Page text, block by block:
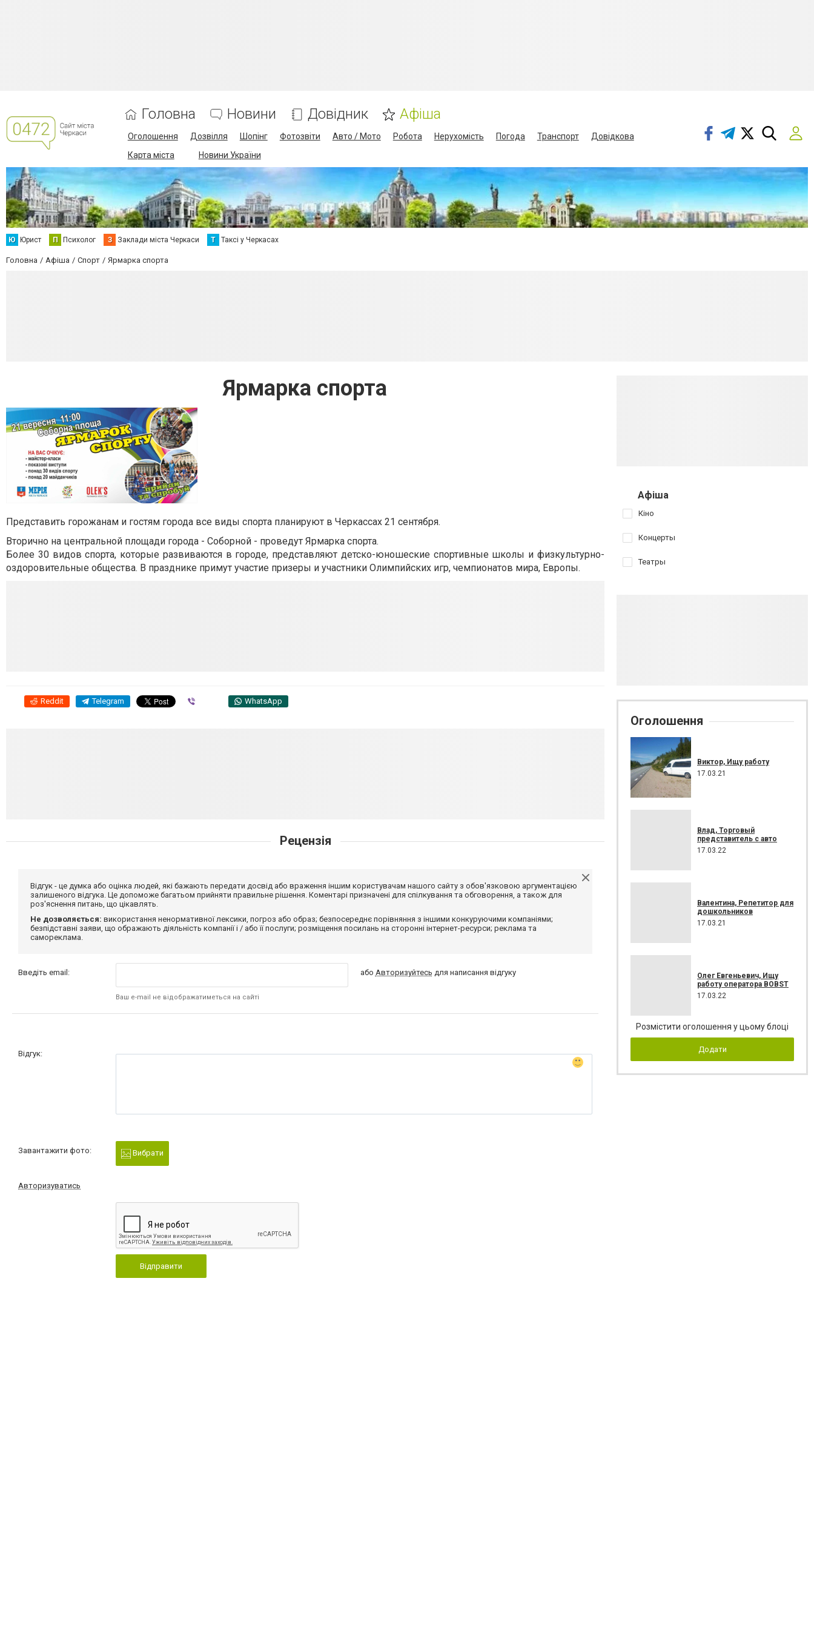
Головна Новини Довідник Афіша
Оголошення Дозвілля Шопінг Фотозвіти Авто / Мото Робота Нерухомість Погода Транспорт
Довідкова
Карта міста
Новини України
Ю Юрист П Психолог З Заклади міста Черкаси Т Таксі у Черкасах
Головна Афіша Спорт Ярмарка спорта
Ярмарка спорта
Представить горожанам и гостям города все виды спорта планируют в Черкассах 21 сентября.
Вторично на центральной площади города - Соборной - проведут Ярмарка спорта.
Более 30 видов спорта, которые развиваются в городе, представляют детско-юношеские спортивные школы и физкультурно-
оздоровительные общества. В празднике примут участие призеры и участники Олимпийских игр, чемпионатов мира, Европы.
Reddit Telegram WhatsApp
Рецензія
Відгук - це думка або оцінка людей, які бажають передати досвід або враження іншим користувачам нашого сайту з обов'язковою аргументацією
залишеного відгука. Це допоможе багатьом прийняти правильне рішення. Коментарі призначені для спілкування та обговорення, а також для
роз'яснення питань, що цікавлять.
Не дозволяється: використання ненормативної лексики, погроз або образ; безпосереднє порівняння з іншими конкуруючими компаніями;
безпідставні заяви, що ображають діяльність компанії і / або її послуги; розміщення посилань на сторонні інтернет-ресурси; реклама та
самореклама.
Введіть email:
Ваш e-mail не відображатиметься на сайті
або Авторизуйтесь для написання відгуку
Відгук:
Завантажити фото: Вибрати
Авторизуватись
Відправити
Афіша
Кіно
Концерты
Театры
Оголошення
Виктор, Ищу работу
17.03.21
Влад, Торговый
представитель с авто
17.03.22
Валентина, Репетитор для
дошкольников
17.03.21
Олег Евгеньевич, Ищу
работу оператора BOBST
17.03.22
Розмістити оголошення у цьому блоці
Додати